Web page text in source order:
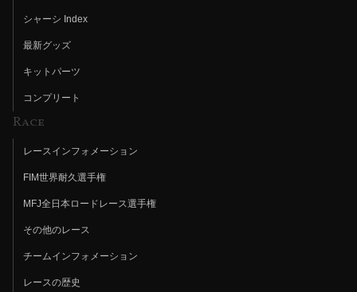
シャーシ Index
最新グッズ
キットパーツ
コンプリート
Race
レースインフォメーション
FIM世界耐久選手権
MFJ全日本ロードレース選手権
その他のレース
チームインフォメーション
レースの歴史